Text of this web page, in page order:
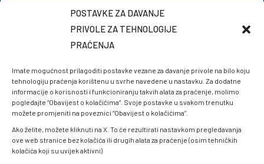
POSTAVKE ZA DAVANJE
PRIVOLE ZA TEHNOLOGIJE
PRAĆENJA
Imate mogućnost prilagoditi postavke vezane za davanje privole na bilo koju
tehnologiju praćenja korištenu u svrhe navedene u nastavku. Za dodatne
informacije o korisnosti i funkcioniranju takvih alata za praćenje, molimo
pogledajte “Obavijest o kolačićima”. Svoje postavke u svakom trenutku
možete promjeniti na poveznici “Obavijest o kolačićima”.
Ako želite, možete kliknuti na X. To će rezultirati nastavkom pregledavanja
ove web stranice bez kolačića ili drugih alata za praćenje (osim tehničkih
kolačića koji su uvijek aktivni)